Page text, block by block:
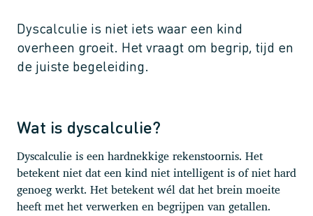
Dyscalculie is niet iets waar een kind
overheen groeit. Het vraagt om begrip, tijd en
de juiste begeleiding.
Wat is dyscalculie?
Dyscalculie is een hardnekkige rekenstoornis. Het
betekent niet dat een kind niet intelligent is of niet hard
genoeg werkt. Het betekent wél dat het brein moeite
heeft met het verwerken en begrijpen van getallen.